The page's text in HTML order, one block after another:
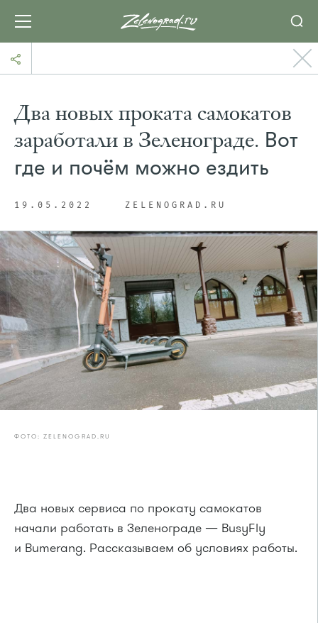
Два новых проката самокатов
заработали в Зеленограде. Вот
где и почём можно ездить
19.05.2022 ZELENOGRAD.RU
ФОТО: ZELENOGRAD.RU
Два новых сервиса по прокату самокатов
начали работать в Зеленограде — BusyFly
и Bumerang. Рассказываем об условиях работы.